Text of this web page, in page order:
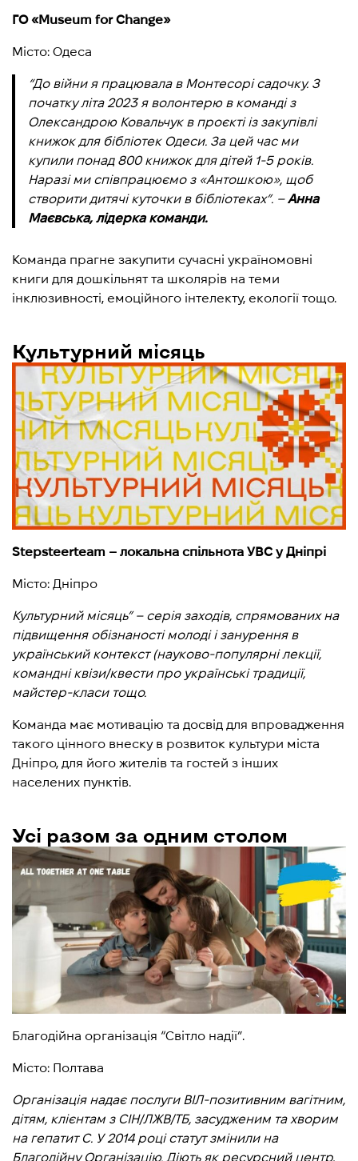
ГО «Museum for Change»
Місто: Одеса
“До війни я працювала в Монтесорі садочку. З
початку літа 2023 я волонтерю в команді з
Олександрою Ковальчук в проєкті із закупівлі
книжок для бібліотек Одеси. За цей час ми
купили понад 800 книжок для дітей 1-5 років.
Наразі ми співпрацюємо з «Антошкою», щоб
створити дитячі куточки в бібліотеках”. –Анна
Маєвська, лідерка команди.
Команда прагне закупити сучасні україномовні
книги для дошкільнят та школярів на теми
інклюзивності, емоційного інтелекту, екології тощо.
Культурний місяць
Stepsteerteam – локальна спільнота УВС у Дніпрі
Місто: Дніпро
Культурний місяць” – серія заходів, спрямованих на
підвищення обізнаності молоді і занурення в
український контекст (науково-популярні лекції,
командні квізи/квести про українські традиції,
майстер-класи тощо.
Команда має мотивацію та досвід для впровадження
такого цінного внеску в розвиток культури міста
Дніпро, для його жителів та гостей з інших
населених пунктів.
Усі разом за одним столом
Благодійна організація “Світло надії”.
Місто: Полтава
Організація надає послуги ВІЛ-позитивним вагітним,
дітям, клієнтам з СІН/ЛЖВ/ТБ, засудженим та хворим
на гепатит С. У 2014 році статут змінили на
Благодійну Організацію. Діють як ресурсний центр,